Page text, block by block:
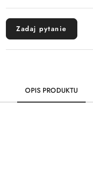
dostawa
Zadaj pytanie
OPIS PRODUKTU